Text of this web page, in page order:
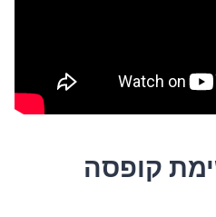
קופסה